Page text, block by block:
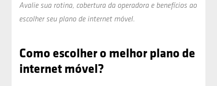
Avalie sua rotina, cobertura da operadora e benefícios ao
escolher seu plano de internet móvel.
Como escolher o melhor plano de
internet móvel?